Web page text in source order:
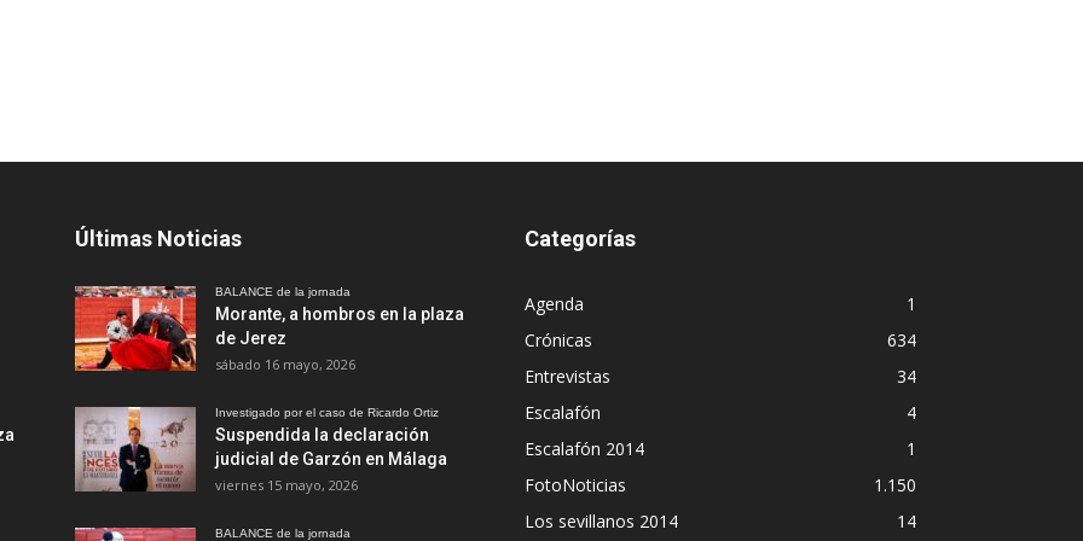
Últimas Noticias
BALANCE de la jornada
Morante, a hombros en la plaza
de Jerez
sábado 16 mayo, 2026
Investigado por el caso de Ricardo Ortiz
Suspendida la declaración
judicial de Garzón en Málaga
viernes 15 mayo, 2026
BALANCE de la jornada
Categorías
Agenda
1
Crónicas
634
Entrevistas
34
Escalafón
4
Escalafón 2014
1
FotoNoticias
1.150
Los sevillanos 2014
14